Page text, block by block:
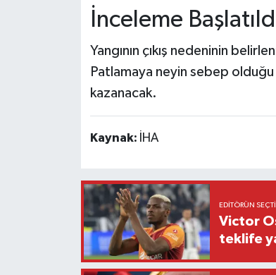
İnceleme
Yangının çıkış nedeninin
Patlamaya neyin sebep
kazanacak.
Kaynak: İHA
EDITÖRÜN
Victor
teklife